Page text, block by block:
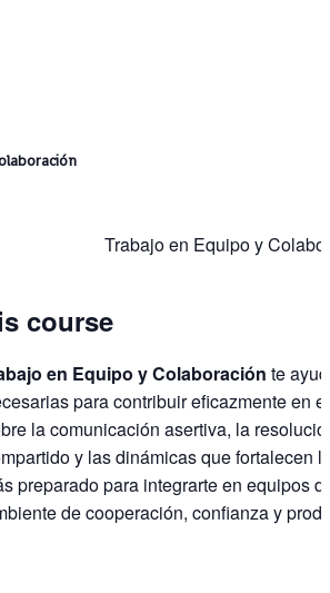
course
en Equipo y Colaboración te
para contribuir eficazmente en
la comunicación asertiva, la
y las dinámicas que fortalecen
preparado para integrarte en equipos
de cooperación, confianza y